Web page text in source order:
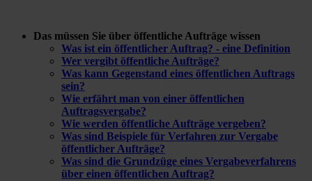
Das müssen Sie über öffentliche Aufträge wissen
Was ist ein öffentlicher Auftrag? - eine Definition
Wer vergibt öffentliche Aufträge?
Was kann Gegenstand eines öffentlichen Auftrags
sein?
Wie erfährt man von einer öffentlichen
Auftragsvergabe?
Wie werden öffentliche Aufträge vergeben?
Was sind Beispiele für Verfahren zur Vergabe
öffentlicher Aufträge?
Was sind die Grundzüge eines Vergabeverfahrens
über einen öffentlichen Auftrag?